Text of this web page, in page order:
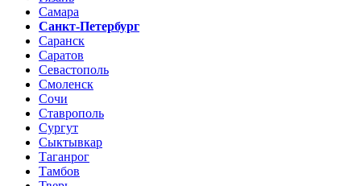
Самара
Санкт-Петербург
Саранск
Саратов
Севастополь
Смоленск
Сочи
Ставрополь
Сургут
Сыктывкар
Таганрог
Тамбов